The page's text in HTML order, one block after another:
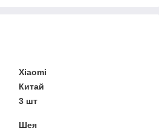
Xiaomi
Китай
3 шт
Шея